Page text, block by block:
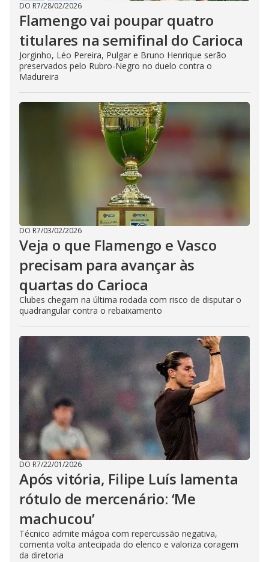
DO R7/28/02/2026
Flamengo vai poupar quatro
titulares na semifinal do Carioca
Jorginho, Léo Pereira, Pulgar e Bruno Henrique serão
preservados pelo Rubro-Negro no duelo contra o
Madureira
DO R7/03/02/2026
Veja o que Flamengo e Vasco
precisam para avançar às
quartas do Carioca
Clubes chegam na última rodada com risco de disputar o
quadrangular contra o rebaixamento
DO R7/22/01/2026
Após vitória, Filipe Luís lamenta
rótulo de mercenário: ‘Me
machucou’
Técnico admite mágoa com repercussão negativa,
comenta volta antecipada do elenco e valoriza coragem
da diretoria